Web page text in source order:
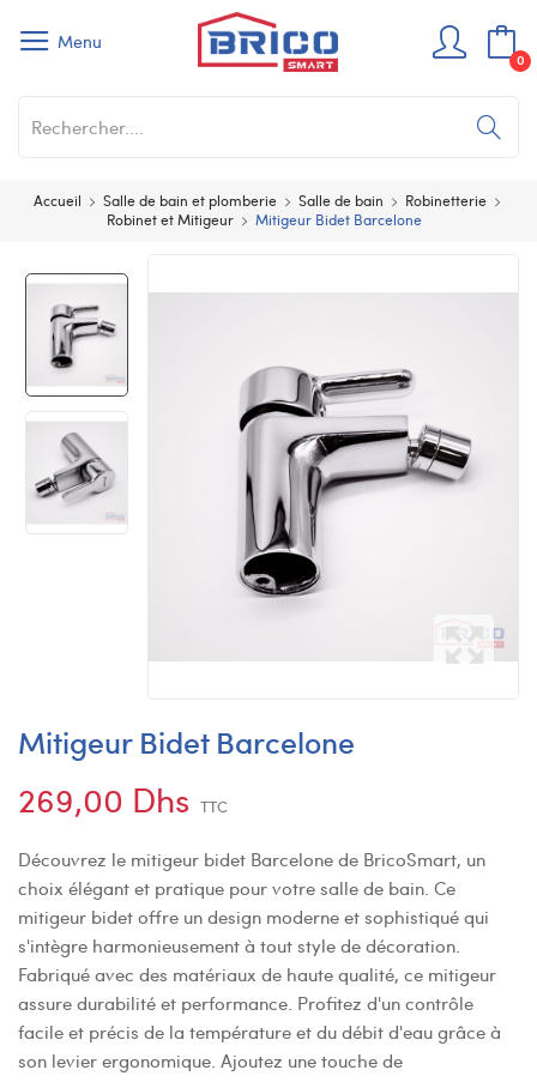
Menu
0
Accueil Salle de bain et plomberie Salle de bain
Robinetterie
Robinet et Mitigeur
Mitigeur Bidet Barcelone
Mitigeur Bidet Barcelone
269,00 Dhs TTC
Découvrez le mitigeur bidet Barcelone de BricoSmart, un
choix élégant et pratique pour votre salle de bain. Ce
mitigeur bidet offre un design moderne et sophistiqué qui
s'intègre harmonieusement à tout style de décoration.
Fabriqué avec des matériaux de haute qualité, ce mitigeur
assure durabilité et performance. Profitez d'un contrôle
facile et précis de la température et du débit d'eau grâce à
son levier ergonomique. Ajoutez une touche de